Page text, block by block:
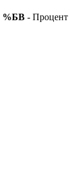
%БВ - Процент